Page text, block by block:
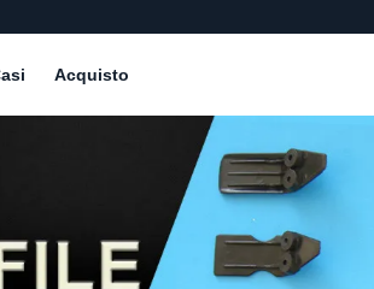
Acquisto